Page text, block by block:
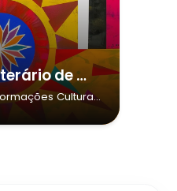
16o Festival Literário de Votuporanga - Fliv 2026,Ouvi por aí - Cia Nuvem & Feijão
Culturais
Abdo